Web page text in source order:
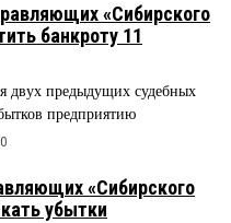
«Сибирского
банкроту 11
двух предыдущих судебных
предприятию
«Сибирского
убытки